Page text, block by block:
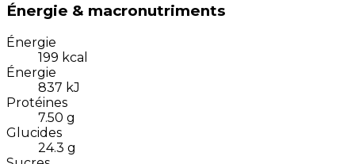
Énergie & macronutriments
Énergie
199 kcal
Énergie
837 kJ
Protéines
7.50 g
Glucides
24.3 g